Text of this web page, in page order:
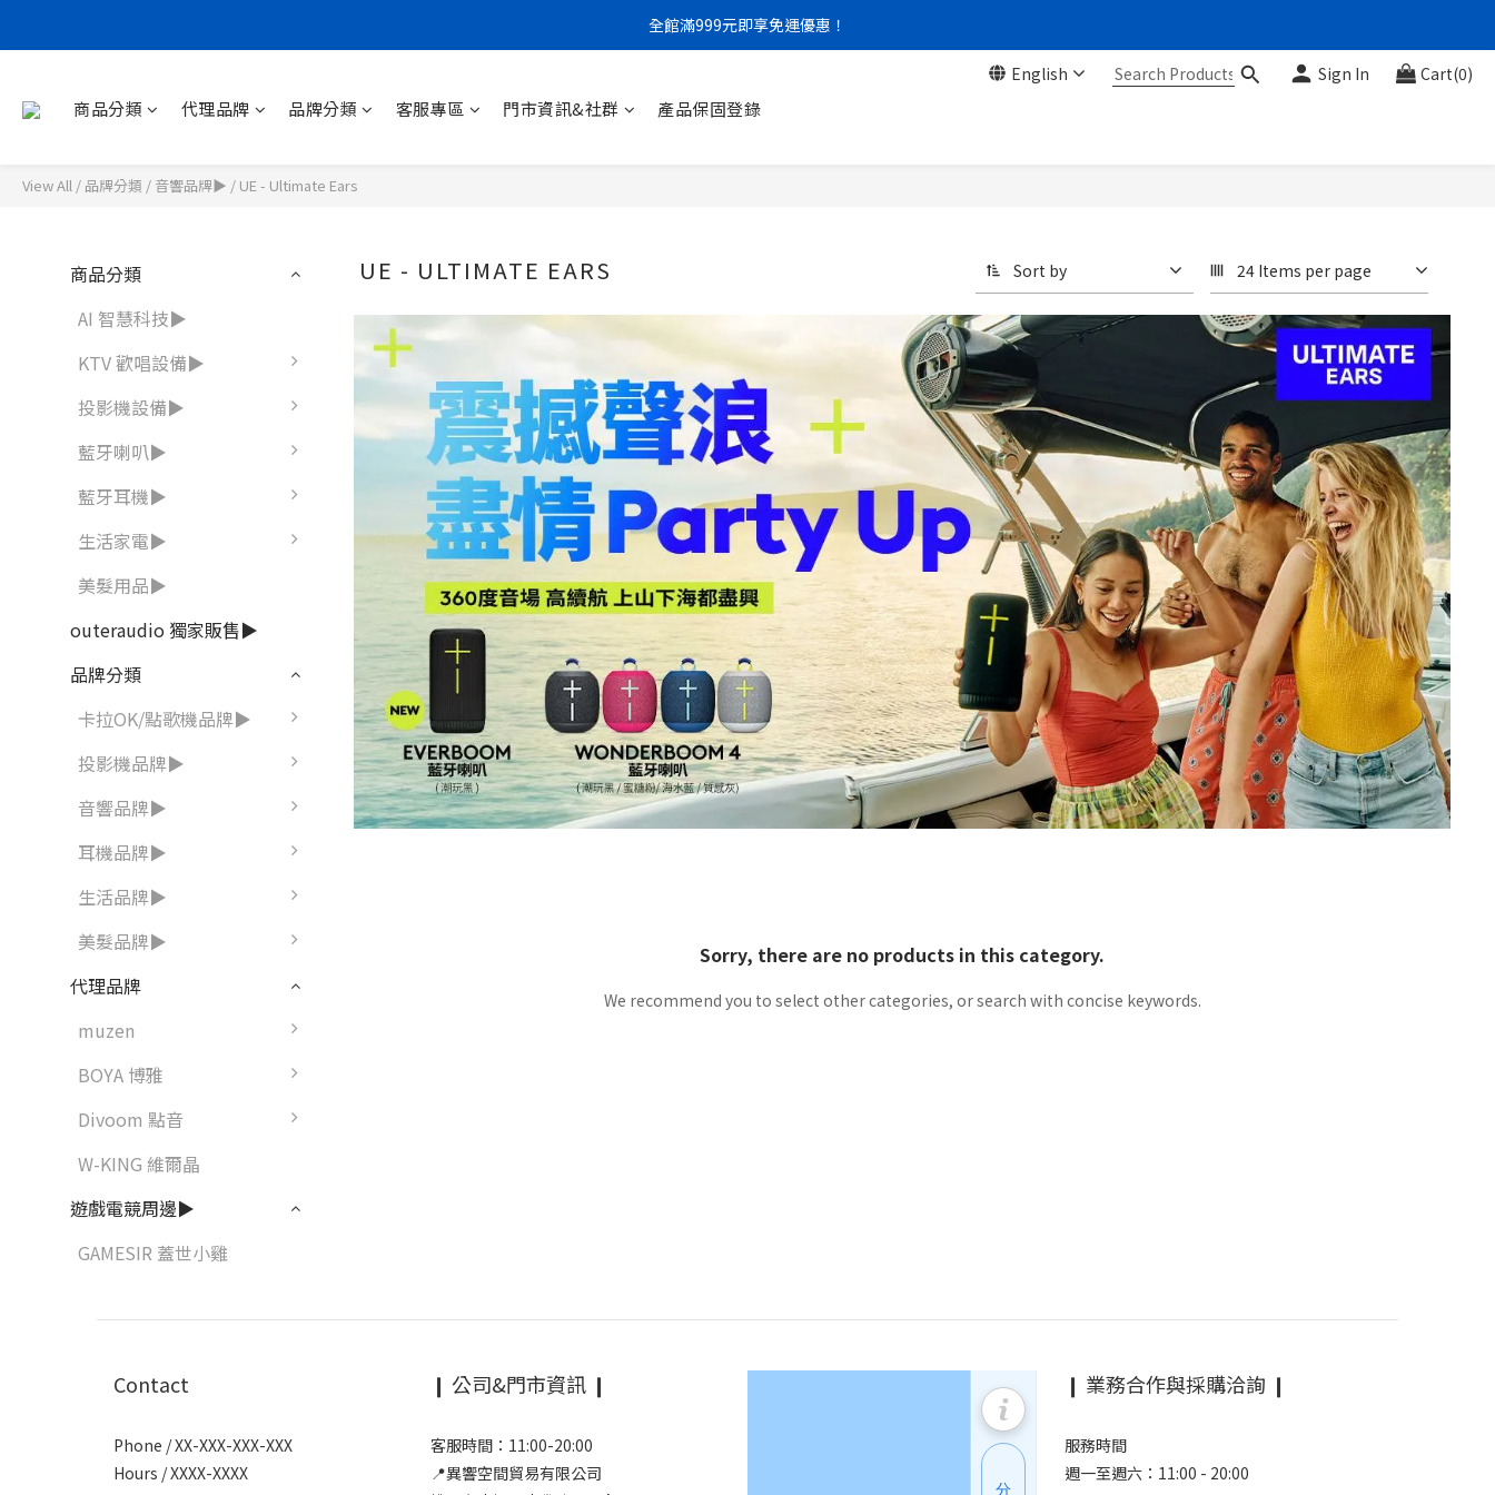
門市限定｜現金結帳不限金額 95 折
全館滿999元即享免運優惠！
English Sign In Cart(0)
商品分類 代理品牌 品牌分類 客服專區 門市資訊&社群 產品保固登錄
View All / 品牌分類 / 音響品牌▶ / UE - Ultimate Ears
商品分類
AI 智慧科技▶
KTV 歡唱設備▶
投影機設備▶
藍牙喇叭▶
藍牙耳機▶
生活家電▶
美髮用品▶
outeraudio 獨家販售▶
品牌分類
卡拉OK/點歌機品牌▶
投影機品牌▶
音響品牌▶
耳機品牌▶
生活品牌▶
美髮品牌▶
代理品牌
muzen
BOYA 博雅
Divoom 點音
W-KING 維爾晶
遊戲電競周邊▶
GAMESIR 蓋世小雞
UE - ULTIMATE EARS Sort by 24 Items per page
Sorry, there are no products in this category.
We recommend you to select other categories, or search with concise keywords.
Contact
Phone / XX-XXX-XXX-XXX
Hours / XXXX-XXXX
❙ 公司&門市資訊 ❙
客服時間：11:00-20:00
📍異響空間貿易有限公司
❙ 業務合作與採購洽詢 ❙
服務時間
週一至週六：11:00 - 20:00